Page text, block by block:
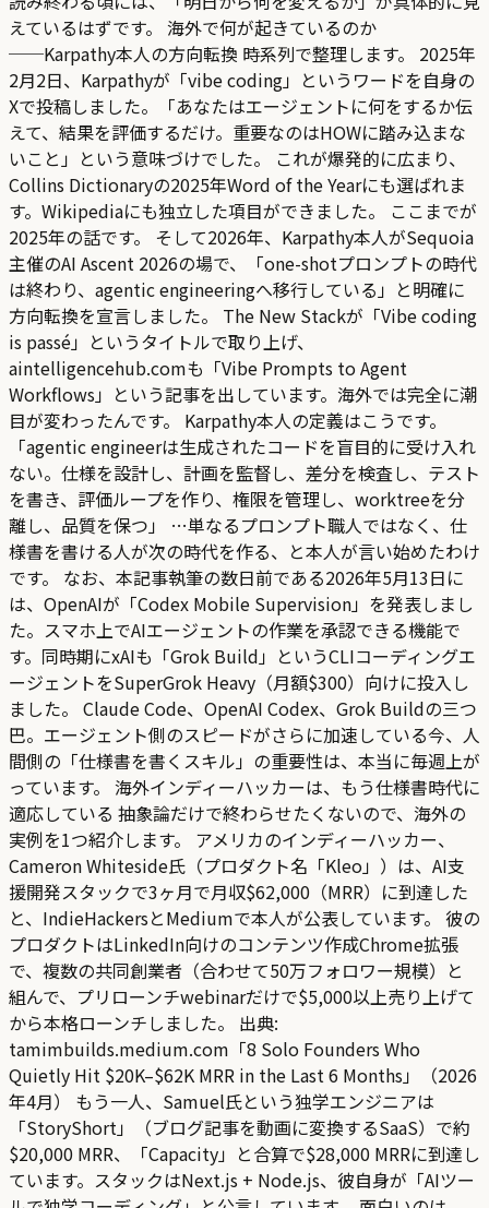
えているはずです。 海外で何が起きているのか
──Karpathy本人の方向転換 時系列で整理します。 2025年
2月2日、Karpathyが「vibe coding」というワードを自身の
Xで投稿しました。「あなたはエージェントに何をするか伝
えて、結果を評価するだけ。重要なのはHOWに踏み込まな
いこと」という意味づけでした。 これが爆発的に広まり、
Collins Dictionaryの2025年Word of the Yearにも選ばれま
す。Wikipediaにも独立した項目ができました。 ここまでが
2025年の話です。 そして2026年、Karpathy本人がSequoia
主催のAI Ascent 2026の場で、「one-shotプロンプトの時代
は終わり、agentic engineeringへ移行している」と明確に
方向転換を宣言しました。 The New Stackが「Vibe coding
is passé」というタイトルで取り上げ、
aintelligencehub.comも「Vibe Prompts to Agent
Workflows」という記事を出しています。海外では完全に潮
目が変わったんです。 Karpathy本人の定義はこうです。
「agentic engineerは生成されたコードを盲目的に受け入れ
ない。仕様を設計し、計画を監督し、差分を検査し、テスト
を書き、評価ループを作り、権限を管理し、worktreeを分
離し、品質を保つ」 …単なるプロンプト職人ではなく、仕
様書を書ける人が次の時代を作る、と本人が言い始めたわけ
です。 なお、本記事執筆の数日前である2026年5月13日に
は、OpenAIが「Codex Mobile Supervision」を発表しまし
た。スマホ上でAIエージェントの作業を承認できる機能で
す。同時期にxAIも「Grok Build」というCLIコーディングエ
ージェントをSuperGrok Heavy（月額$300）向けに投入し
ました。 Claude Code、OpenAI Codex、Grok Buildの三つ
巴。エージェント側のスピードがさらに加速している今、人
間側の「仕様書を書くスキル」の重要性は、本当に毎週上が
っています。 海外インディーハッカーは、もう仕様書時代に
適応している 抽象論だけで終わらせたくないので、海外の
実例を1つ紹介します。 アメリカのインディーハッカー、
Cameron Whiteside氏（プロダクト名「Kleo」）は、AI支
援開発スタックで3ヶ月で月収$62,000（MRR）に到達した
と、IndieHackersとMediumで本人が公表しています。 彼の
プロダクトはLinkedIn向けのコンテンツ作成Chrome拡張
で、複数の共同創業者（合わせて50万フォロワー規模）と
組んで、プリローンチwebinarだけで$5,000以上売り上げて
から本格ローンチしました。 出典:
tamimbuilds.medium.com「8 Solo Founders Who
Quietly Hit $20K–$62K MRR in the Last 6 Months」（2026
年4月） もう一人、Samuel氏という独学エンジニアは
「StoryShort」（ブログ記事を動画に変換するSaaS）で約
$20,000 MRR、「Capacity」と合算で$28,000 MRRに到達し
ています。スタックはNext.js + Node.js、彼自身が「AIツー